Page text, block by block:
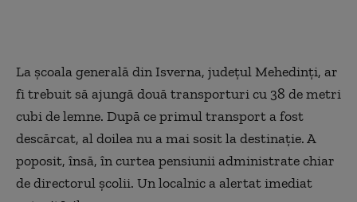
La școala generală din Isverna, județul Mehedinți, ar
fi trebuit să ajungă două transporturi cu 38 de metri
cubi de lemne. După ce primul transport a fost
descărcat, al doilea nu a mai sosit la destinație. A
poposit, însă, în curtea pensiunii administrate chiar
de directorul școlii. Un localnic a alertat imediat